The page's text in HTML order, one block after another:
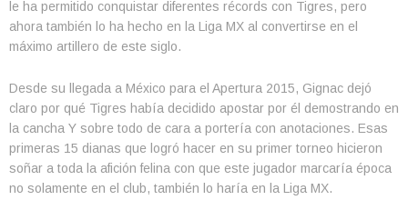
le ha permitido conquistar diferentes récords con Tigres, pero
ahora también lo ha hecho en la Liga MX al convertirse en el
máximo artillero de este siglo.
Desde su llegada a México para el Apertura 2015, Gignac dejó
claro por qué Tigres había decidido apostar por él demostrando en
la cancha Y sobre todo de cara a portería con anotaciones. Esas
primeras 15 dianas que logró hacer en su primer torneo hicieron
soñar a toda la afición felina con que este jugador marcaría época
no solamente en el club, también lo haría en la Liga MX.